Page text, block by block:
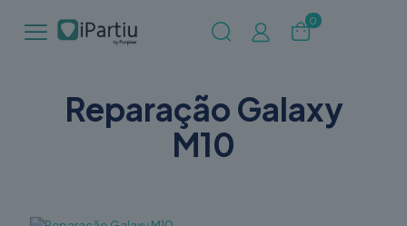
0
Reparação Galaxy
M10